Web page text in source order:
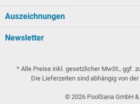
Auszeichnungen
Newsletter
* Alle Preise inkl. gesetzlicher MwSt., ggf.
Die Lieferzeiten sind abhängig von
© 2026PoolSana GmbH &